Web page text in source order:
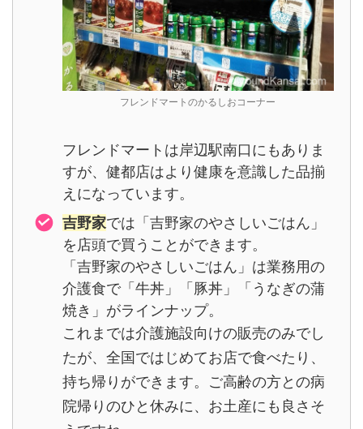
フレンドマートのかるしおコーナー
フレンドマートは岸辺駅南口にもありま
すが、健都店はより健康を意識した品揃
えになっています。
吉野家では「吉野家のやさしいごはん」
を店頭で買うことができます。
「吉野家のやさしいごはん」は業務用の
介護食で「牛丼」「豚丼」「うなぎの蒲
焼き」がラインナップ。
これまでは介護施設向けの販売のみでし
たが、全国ではじめてお店で食べたり、
持ち帰りができます。ご高齢の方との病
院帰りのひと休みに、お土産にも良さそ